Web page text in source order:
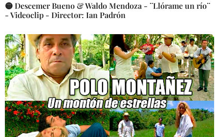
🟡 Descemer Bueno & Waldo Mendoza - ¨Llórame un río¨
- Videoclip - Director: Ian Padrón